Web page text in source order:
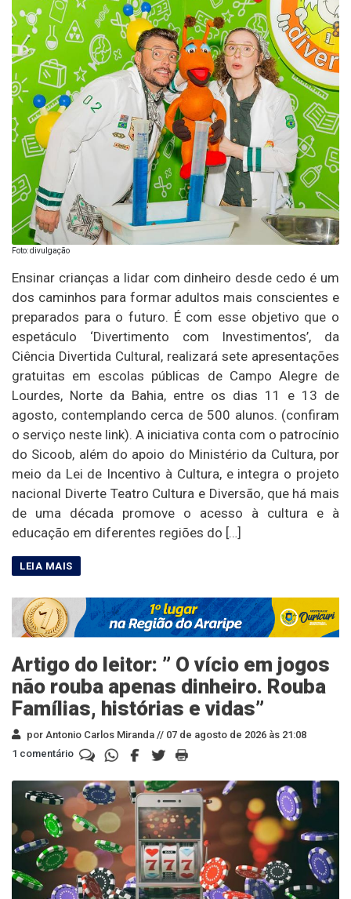
Foto: divulgação
Ensinar crianças a lidar com dinheiro desde cedo é um
dos caminhos para formar adultos mais conscientes e
preparados para o futuro. É com esse objetivo que o
espetáculo ‘Divertimento com Investimentos’, da
Ciência Divertida Cultural, realizará sete apresentações
gratuitas em escolas públicas de Campo Alegre de
Lourdes, Norte da Bahia, entre os dias 11 e 13 de
agosto, contemplando cerca de 500 alunos. (confiram
o serviço neste link). A iniciativa conta com o patrocínio
do Sicoob, além do apoio do Ministério da Cultura, por
meio da Lei de Incentivo à Cultura, e integra o projeto
nacional Diverte Teatro Cultura e Diversão, que há mais
de uma década promove o acesso à cultura e à
educação em diferentes regiões do […]
Artigo do leitor: ” O vício em jogos
não rouba apenas dinheiro. Rouba
Famílias, histórias e vidas”
por Antonio Carlos Miranda // 07 de agosto de 2026 às 21:08
1 comentário